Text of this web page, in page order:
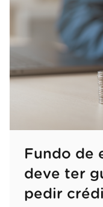
Fundo de
deve ter
pedir